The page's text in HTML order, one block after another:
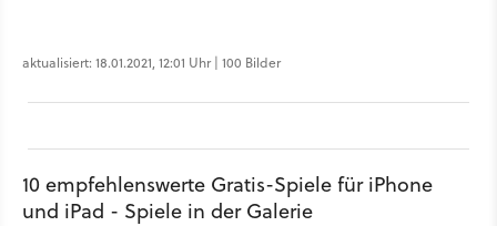
aktualisiert: 18.01.2021, 12:01 Uhr | 100 Bilder
10 empfehlenswerte Gratis-Spiele für iPhone
und iPad - Spiele in der Galerie